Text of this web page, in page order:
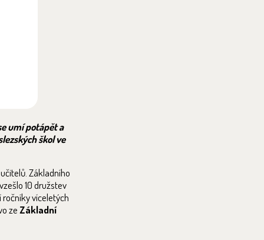
umí potápět a
škol ve
Základního
10 družstev
víceletých
ze Základní